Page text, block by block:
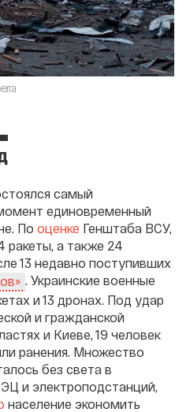
самый
единовременный
По оценке Генштаба ВСУ,
ракеты, а также 24
13 недавно поступивших
. Украинские военные
и 13 дронах. Под удар
и гражданской
и Киеве, 19 человек
ранения. Множество
без света в
и электроподстанций,
население экономить